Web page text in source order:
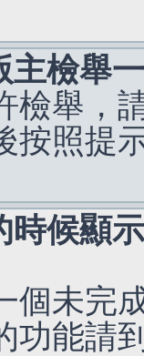
主檢舉
檢舉，
按照提
時候顯
個未完
功能請